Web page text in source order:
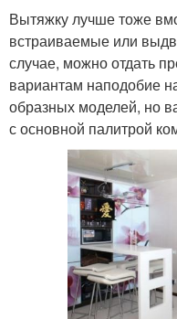
Вытяжку лучше тоже
встраиваемые или
случае, можно отдать
вариантам наподобие
образных моделей, но
с основной палитрой